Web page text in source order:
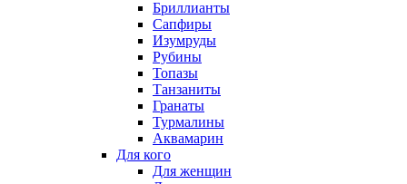
Бриллианты
Сапфиры
Изумруды
Рубины
Топазы
Танзаниты
Гранаты
Турмалины
Аквамарин
Для кого
Для женщин